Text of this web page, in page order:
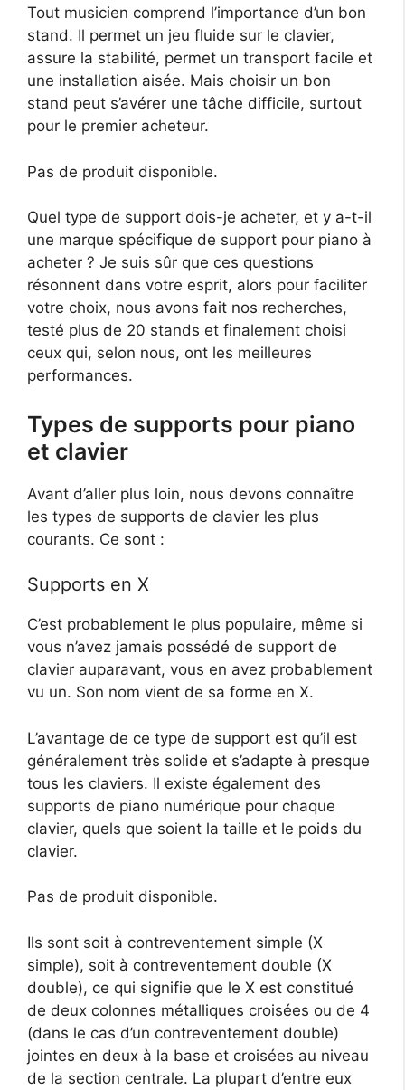
Tout musicien comprend l’importance d’un bon
stand. Il permet un jeu fluide sur le clavier,
assure la stabilité, permet un transport facile et
une installation aisée. Mais choisir un bon
stand peut s’avérer une tâche difficile, surtout
pour le premier acheteur.
Pas de produit disponible.
Quel type de support dois-je acheter, et y a-t-il
une marque spécifique de support pour piano à
acheter ? Je suis sûr que ces questions
résonnent dans votre esprit, alors pour faciliter
votre choix, nous avons fait nos recherches,
testé plus de 20 stands et finalement choisi
ceux qui, selon nous, ont les meilleures
performances.
Types de supports pour piano
et clavier
Avant d’aller plus loin, nous devons connaître
les types de supports de clavier les plus
courants. Ce sont :
Supports en X
C’est probablement le plus populaire, même si
vous n’avez jamais possédé de support de
clavier auparavant, vous en avez probablement
vu un. Son nom vient de sa forme en X.
L’avantage de ce type de support est qu’il est
généralement très solide et s’adapte à presque
tous les claviers. Il existe également des
supports de piano numérique pour chaque
clavier, quels que soient la taille et le poids du
clavier.
Pas de produit disponible.
Ils sont soit à contreventement simple (X
simple), soit à contreventement double (X
double), ce qui signifie que le X est constitué
de deux colonnes métalliques croisées ou de 4
(dans le cas d’un contreventement double)
jointes en deux à la base et croisées au niveau
de la section centrale. La plupart d’entre eux